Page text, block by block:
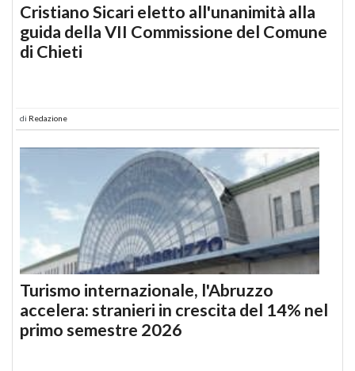
Cristiano Sicari eletto all'unanimità alla
guida della VII Commissione del Comune
di Chieti
di Redazione
Turismo internazionale, l'Abruzzo
accelera: stranieri in crescita del 14% nel
primo semestre 2026